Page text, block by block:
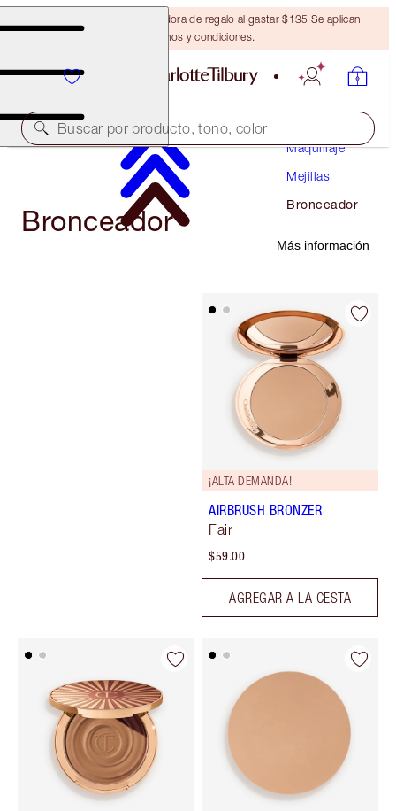
Obtén una brocha bronceadora de regalo al gastar $135 Se aplican
términos y condiciones.
Buscar por producto, tono, color
Maquillaje
Mejillas
Bronceador
Bronceador
Más información
¡ALTA DEMANDA!
AIRBRUSH BRONZER
Fair
$59.00
AGREGAR A LA CESTA